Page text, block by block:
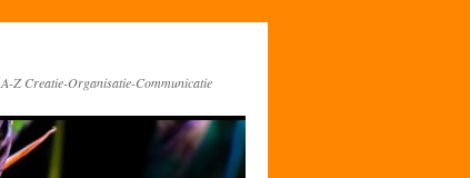
A-Z Creatie-Organisatie-Communicatie